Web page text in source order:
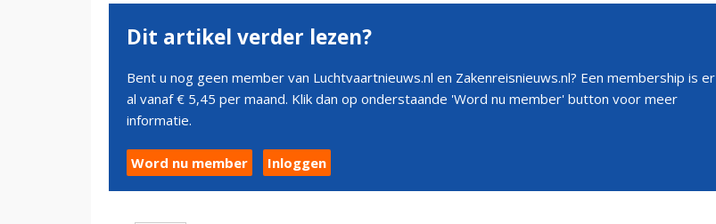
Dit artikel verder lezen?
Bent u nog geen member van Luchtvaartnieuws.nl en Zakenreisnieuws.nl? Een membership is er
al vanaf € 5,45 per maand. Klik dan op onderstaande 'Word nu member' button voor meer
informatie.
Word nu member Inloggen